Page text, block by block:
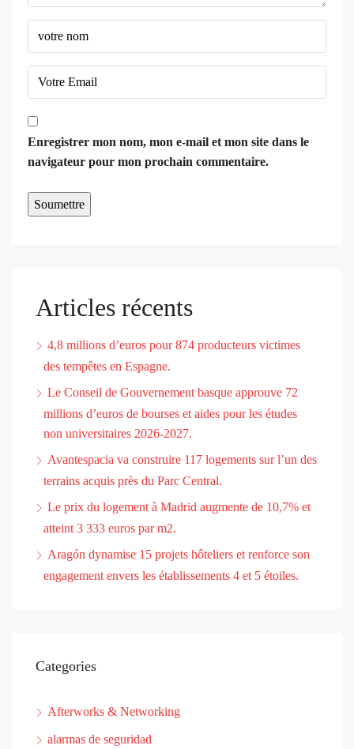
Enregistrer mon nom, mon e-mail et mon site dans le
navigateur pour mon prochain commentaire.
Articles récents
4,8 millions d’euros pour 874 producteurs victimes
des tempêtes en Espagne.
Le Conseil de Gouvernement basque approuve 72
millions d’euros de bourses et aides pour les études
non universitaires 2026-2027.
Avantespacia va construire 117 logements sur l’un des
terrains acquis près du Parc Central.
Le prix du logement à Madrid augmente de 10,7% et
atteint 3 333 euros par m2.
Aragón dynamise 15 projets hôteliers et renforce son
engagement envers les établissements 4 et 5 étoiles.
Categories
Afterworks & Networking
alarmas de seguridad